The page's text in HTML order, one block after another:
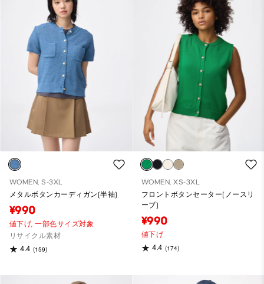
WOMEN, S-3XL
メタルボタンカーディガン(半袖)
¥990
値下げ,一部色サイズ対象
リサイクル素材
4.4 (159)
WOMEN, XS-3XL
フロントボタンセーター(ノースリ
ーブ)
¥990
値下げ
4.4 (174)